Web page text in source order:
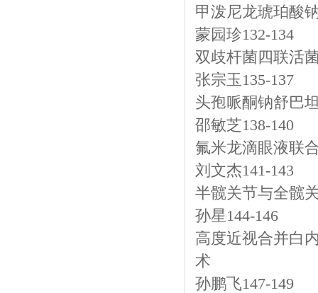
甲泼尼龙琥珀酸
蒙园珍132-134
双歧杆菌四联活
张宗玉135-137
头孢哌酮钠舒巴
邵敏芝138-140
氟米龙滴眼液联
刘文杰141-143
半髋关节与全髋
孙星144-146
高度近视合并白
术
孙鹏飞147-149